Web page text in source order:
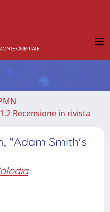
1.2 Recensione in rivista
"Adam Smith's